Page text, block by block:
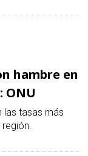
hambre en
ONU
las tasas más